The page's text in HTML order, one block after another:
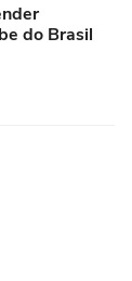
do Brasil